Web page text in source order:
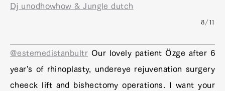
Dj unodhowhow & Jungle dutch
8/11
@estemedistanbultr Our lovely patient Özge after 6
year's of rhinoplasty, undereye rejuvenation surgery
cheeck lift and bishectomy operations. I want your